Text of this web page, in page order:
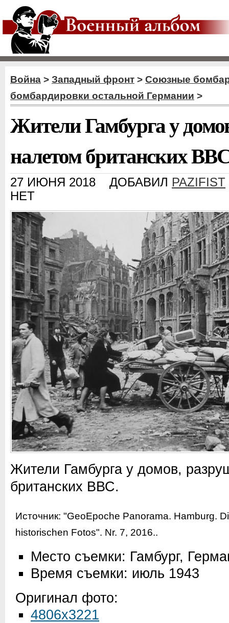
Война > Западный фронт > Союзные
бомбардировки остальной Германии >
Жители Гамбурга у
налетом британских
27 ИЮНЯ 2018 ДОБАВИЛ PAZIFIST
НЕТ
Жители Гамбурга у домов,
британских ВВС.
Источник: "GeoEpoche Panorama. Hamburg.
historischen Fotos". Nr. 7, 2016..
Место съемки: Гамбург,
Время съемки: июль 1943
Оригинал фото:
4806x3221